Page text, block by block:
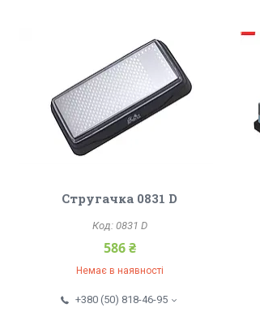
Стругачка 0831 D
0831 D
586 ₴
Немає в наявності
+380 (50) 818-46-95